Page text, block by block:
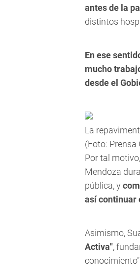
antes de la
distintos
En ese
mucho
desde el
La
(Foto: Prensa
Por tal
Mendoza
pública, y
así continuar
Asimismo,
Activa",